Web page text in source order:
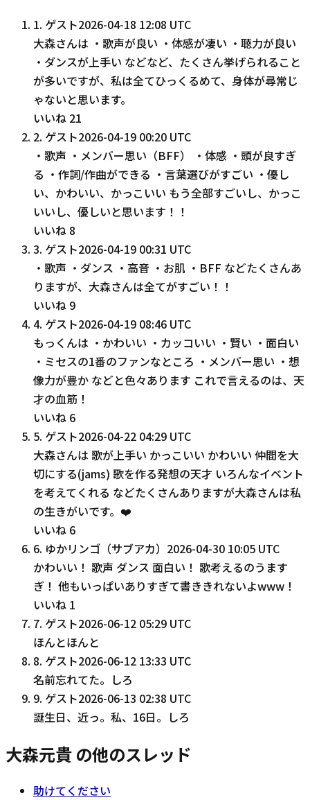
1. ゲスト2026-04-18 12:08 UTC
大森さんは ・歌声が良い ・体感が凄い ・聴力が良い
・ダンスが上手い などなど、たくさん挙げられること
が多いですが、私は全てひっくるめて、身体が尋常じ
ゃないと思います。
いいね 21
2. ゲスト2026-04-19 00:20 UTC
・歌声 ・メンバー思い（BFF） ・体感 ・頭が良すぎ
る ・作詞/作曲ができる ・言葉選びがすごい ・優し
い、かわいい、かっこいい もう全部すごいし、かっこ
いいし、優しいと思います！！
いいね 8
3. ゲスト2026-04-19 00:31 UTC
・歌声 ・ダンス ・高音 ・お肌 ・BFF などたくさんあ
りますが、大森さんは全てがすごい！！
いいね 9
4. ゲスト2026-04-19 08:46 UTC
もっくんは ・かわいい ・カッコいい ・賢い ・面白い
・ミセスの1番のファンなところ ・メンバー思い ・想
像力が豊か などと色々あります これで言えるのは、天
才の血筋！
いいね 6
5. ゲスト2026-04-22 04:29 UTC
大森さんは 歌が上手い かっこいい かわいい 仲間を大
切にする(jams) 歌を作る発想の天才 いろんなイベント
を考えてくれる などたくさんありますが大森さんは私
の生きがいです。❤️
いいね 6
6. ゆかリンゴ（サブアカ） 2026-04-30 10:05 UTC
かわいい！ 歌声 ダンス 面白い！ 歌考えるのうます
ぎ！ 他もいっぱいありすぎて書ききれないよwww！
いいね 1
7. ゲスト2026-06-12 05:29 UTC
ほんとほんと
8. ゲスト2026-06-12 13:33 UTC
名前忘れてた。しろ
9. ゲスト2026-06-13 02:38 UTC
誕生日、近っ。私、16日。しろ
大森元貴 の他のスレッド
助けてください